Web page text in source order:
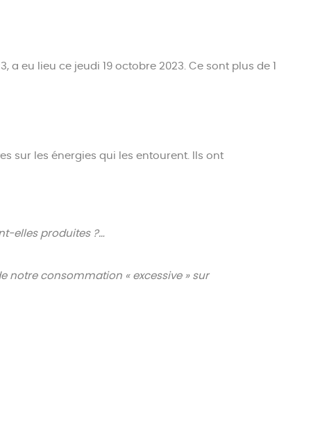
a eu lieu ce jeudi 19 octobre 2023. Ce sont plus de 1
sur les énergies qui les entourent. Ils ont
elles produites ?…
notre consommation « excessive » sur